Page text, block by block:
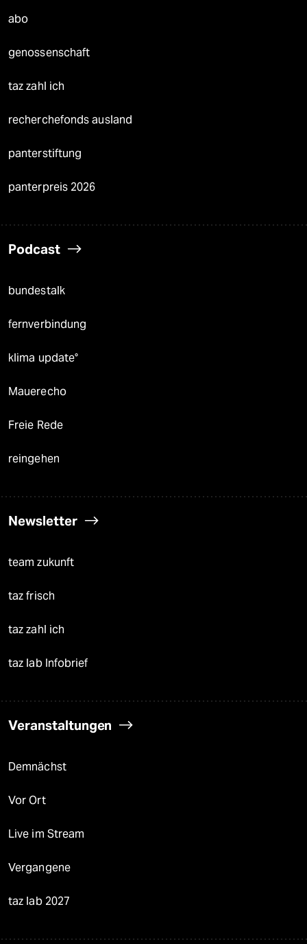
abo
genossenschaft
taz zahl ich
recherchefonds ausland
panterstiftung
panterpreis 2026
Podcast
bundestalk
fernverbindung
klima update°
Mauerecho
Freie Rede
reingehen
Newsletter
team zukunft
taz frisch
taz zahl ich
taz lab Infobrief
Veranstaltungen
Demnächst
Vor Ort
Live im Stream
Vergangene
taz lab 2027